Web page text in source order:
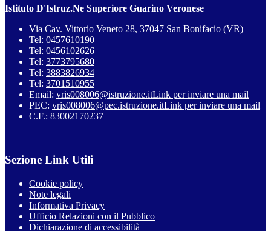
Istituto D'Istruz.Ne Superiore Guarino Veronese
Via Cav. Vittorio Veneto 28, 37047 San Bonifacio (VR)
Tel: 0457610190
Tel: 0456102626
Tel: 3773795680
Tel: 3883826934
Tel: 3701510955
Email: vris008006@istruzione.itLink per inviare una mail
PEC: vris008006@pec.istruzione.itLink per inviare una mail
C.F.: 83002170237
Sezione Link Utili
Cookie policy
Note legali
Informativa Privacy
Ufficio Relazioni con il Pubblico
Dichiarazione di accessibilità